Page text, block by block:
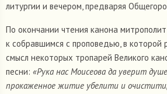
литургии и вечером, предваряя
По окончании чтения канона
к собравшимся с проповедью, в которой
смысл некоторых тропарей Великого
песни: «Рука нас Моисеова да уверит
прокаженное житие убелити и